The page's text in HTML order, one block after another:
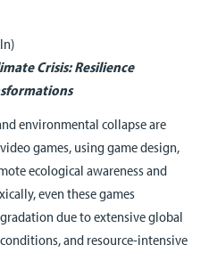
Crisis: Resilience
environmental collapse are
games, using game design,
ecological awareness and
even these games
due to extensive global
and resource-intensive